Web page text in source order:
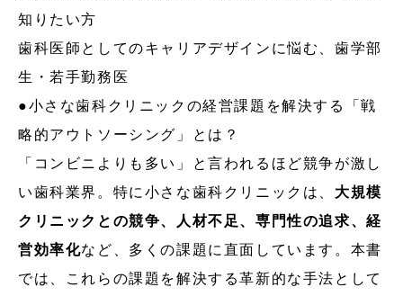
知りたい方
歯科医師としてのキャリアデザインに悩む、歯学部
生・若手勤務医
●小さな歯科クリニックの経営課題を解決する「戦
略的アウトソーシング」とは？
「コンビニよりも多い」と言われるほど競争が激し
い歯科業界。特に小さな歯科クリニックは、 大規模
クリニックとの競争、人材不足、専門性の追求、経
営効率化など、多くの課題に直面しています。本書
では、これらの課題を解決する革新的な手法として